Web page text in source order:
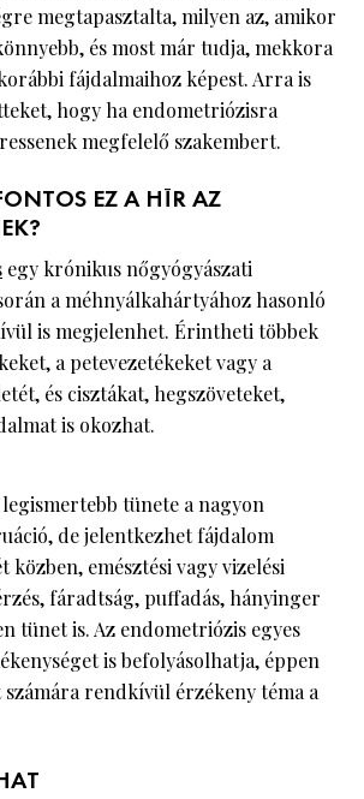
megtapasztalta, milyen az, amikor
és most már tudja, mekkora
fájdalmaihoz képest. Arra is
hogy ha endometriózisra
megfelelő szakembert.
EZ A HÍR AZ
egy krónikus nőgyógyászati
a méhnyálkahártyához hasonló
is megjelenhet. Érintheti többek
a petevezetékeket vagy a
és cisztákat, hegszöveteket,
is okozhat.
tünete a nagyon
de jelentkezhet fájdalom
közben, emésztési vagy vizelési
fáradtság, puffadás, hányinger
tünet is. Az endometriózis egyes
is befolyásolhatja, éppen
rendkívül érzékeny téma a